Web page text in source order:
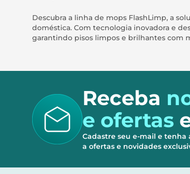
Descubra a linha de mops FlashLimp, a
doméstica. Com tecnologia inovadora e
garantindo pisos limpos e brilhantes com
Receba
e ofertas
Cadastre seu e-mail e tenha
a ofertas e novidades